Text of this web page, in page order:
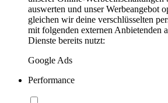
auswerten und unser Werbeangebot
gleichen wir deine verschlüsselten
mit folgenden externen Anbietenden
Dienste bereits nutzt:
Google Ads
Performance